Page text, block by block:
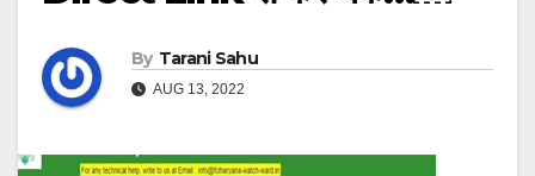
By Tarani Sahu
AUG 13, 2022